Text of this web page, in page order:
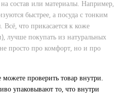
состав или материалы. Например,
быстрее, а посуда с тонким
что прикасается к коже
лучше покупать из натуральных
просто про комфорт, но и про
проверить товар внутри.
упаковывают то, что внутри